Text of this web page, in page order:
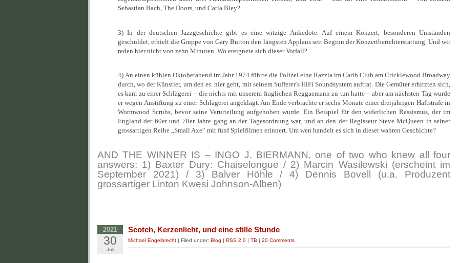
Sebastian Bach, The Doors, und Carla Bley?
3) In der deutschen Jazzgeschichte gibt es eine witzige Ankedote. Auf einem Konzert, besonderen Umständen
geschuldet, erhielt die Gruppe von Gary Burton den längsten Applaus seit Beginn der Konzertberichterstattung. Und wir
reden hier nicht von zehn Minuten. Wo ereignete sich dieser Vorfall?
4) An einen kühlen Oktoberabend im Jahr 1974 führte die Polizei eine Razzia im Carib Club am Cricklewood Broadway
durch, wo der Künstler, um den es hier geht, mit seinem Sufferer’s HiFi Soundsystem auftrat. Die Gemüter erhitzten sich,
es kam zu einer Schlägerei – die nichts mit unserem fraglichen Reggaemann zu tun hatte – aber am nächsten Tag wurde
er wegen Anstiftung zu einer Schlägerei angeklagt. Am Ende verbrachte er sechs Monate einer dreijährigen Haftstrafe in
Wormwood Scrubs, bevor seine Verurteilung aufgehoben wurde. Ein Beispiel für den widerlichen Rassismus, der im
England der 60er und 70er Jahre gang an der Tagesordnung war, und an den der Regisseur Steve McQueen in seiner
grossartigen Reihe „Small Axe“ mit fünf Spielfilmen erinnert. Um wen handelt es sich in dieser wahren Geschichte?
AND THE WINNER IS – INGO J. BIERMANN, one of two who knew all four
answers: 1) Baxter Dury: Chaiselongue / 2) Marcin Wasilewski (erscheint im
September 2021) / 3) Balver Höhle / 4) Dennis Bovell (u.a. Produzent
grossartiger Linton Kwesi Johnson-Alben)
2021
30
Juli
Scotch, Kerzenlicht, und eine stille Stunde
Michael Engelbrecht | Filed under: Blog | RSS 2.0 | TB | 20 Comments